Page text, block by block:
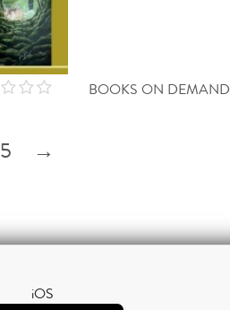
BOOKS ON DEMAND
5 →
iOS